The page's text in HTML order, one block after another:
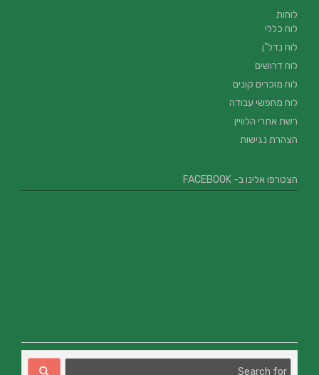
לוחות
לוח כללי
לוח נדל"ן
לוח דרושים
לוח מוכרים קונים
לוח מחפשי עבודה
רשת אתרי הלוויין
הצהרת נגישות
הצטרפו אלינו ב- FACEBOOK